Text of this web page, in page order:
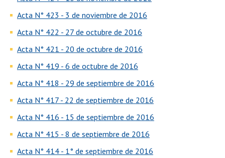
Acta N° 423 - 3 de noviembre de 2016
Acta N° 422 - 27 de octubre de 2016
Acta N° 421 - 20 de octubre de 2016
Acta N° 419 - 6 de octubre de 2016
Acta N° 418 - 29 de septiembre de 2016
Acta N° 417 - 22 de septiembre de 2016
Acta N° 416 - 15 de septiembre de 2016
Acta N° 415 - 8 de septiembre de 2016
Acta N° 414 - 1° de septiembre de 2016